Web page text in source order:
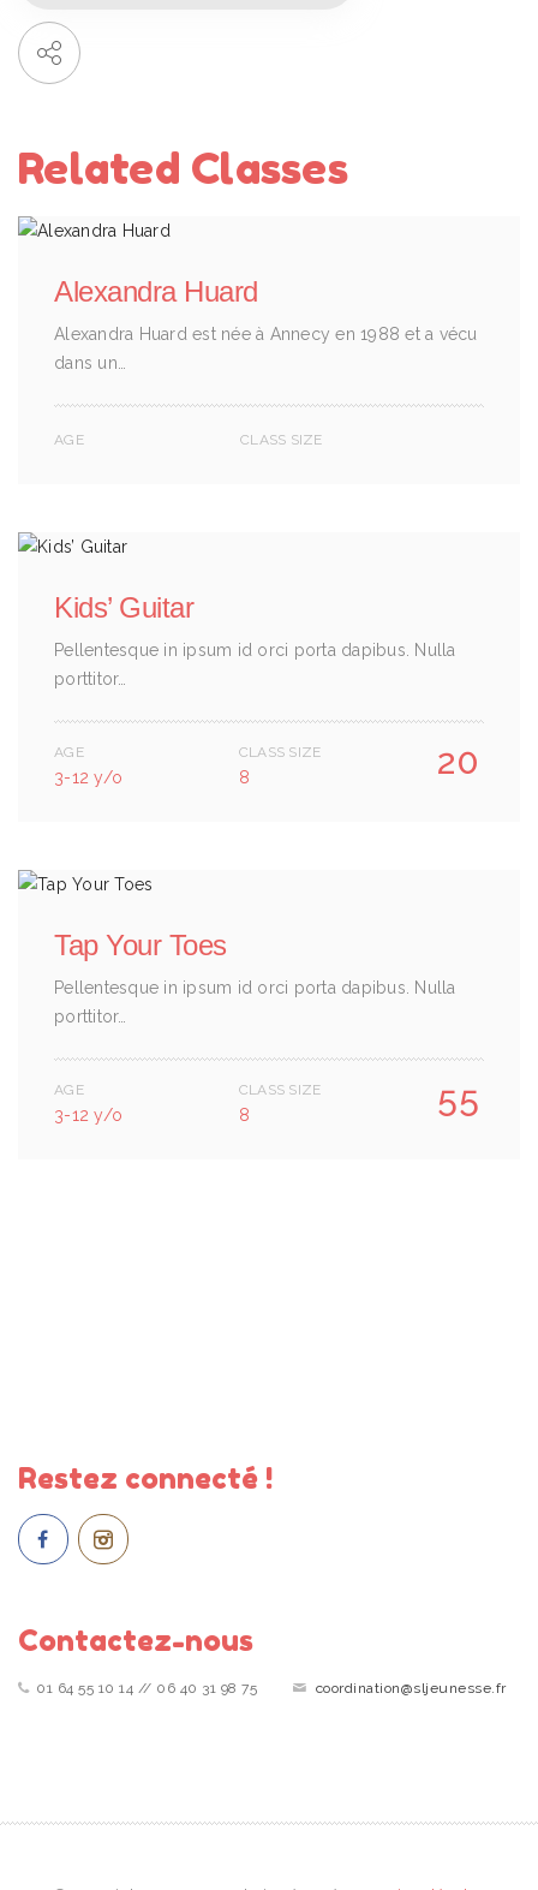
Related Classes
Alexandra Huard
Alexandra Huard est née à Annecy en 1988 et a vécu
dans un…
AGE CLASS SIZE
Kids’ Guitar
Pellentesque in ipsum id orci porta dapibus. Nulla
porttitor…
AGE
3-12 y/o
CLASS SIZE
8 20
Tap Your Toes
Pellentesque in ipsum id orci porta dapibus. Nulla
porttitor…
AGE
3-12 y/o
CLASS SIZE
8 55
Restez connecté !
Contactez-nous
01 64 55 10 14 // 06 40 31 98 75 coordination@sljeunesse.fr